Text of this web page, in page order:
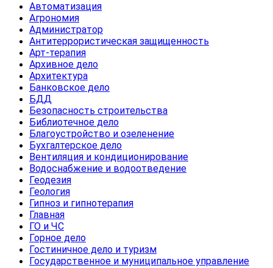
Автоматизация
Агрономия
Администратор
Антитеррористическая защищенность
Арт-терапия
Архивное дело
Архитектура
Банковское дело
БДД
Безопасность строительства
Библиотечное дело
Благоустройство и озеленение
Бухгалтерское дело
Вентиляция и кондиционирование
Водоснабжение и водоотведение
Геодезия
Геология
Гипноз и гипнотерапия
Главная
ГО и ЧС
Горное дело
Гостиничное дело и туризм
Государственное и муниципальное управление